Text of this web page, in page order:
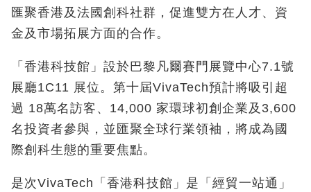
匯聚香港及法國創科社群，促進雙方在人才、資
金及市場拓展方面的合作。
「香港科技館」設於巴黎凡爾賽門展覽中心7.1號
展廳1C11 展位。第十屆VivaTech預計將吸引超
過 18萬名訪客、14,000 家環球初創企業及3,600
名投資者參與，並匯聚全球行業領袖，將成為國
際創科生態的重要焦點。
是次VivaTech「香港科技館」是「經貿一站通」